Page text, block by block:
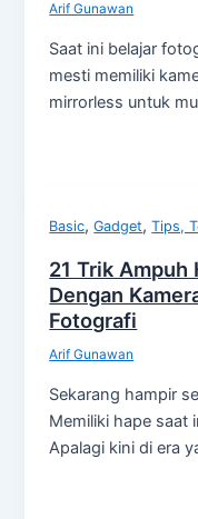
Arif Gunawan
Saat ini belajar
mesti memiliki
mirrorless untuk
Basic,Gadget,Tips,
21 Trik Ampuh
Dengan
Fotografi
Arif Gunawan
Sekarang hampir
Memiliki hape saat
Apalagi kini di era